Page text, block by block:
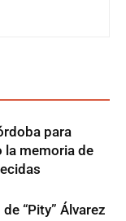
para
la memoria de
“Pity” Álvarez